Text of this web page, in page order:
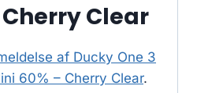
Clear
af Ducky One 3
60% – Cherry Clear.